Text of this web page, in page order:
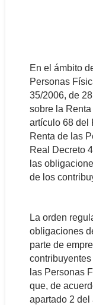
En el ámbito
Personas
35/2006, de
sobre la
artículo 68 del
Renta de las
Real Decreto
las
de los
La orden
obligaciones
parte de
las Personas
que, de
apartado 2 del